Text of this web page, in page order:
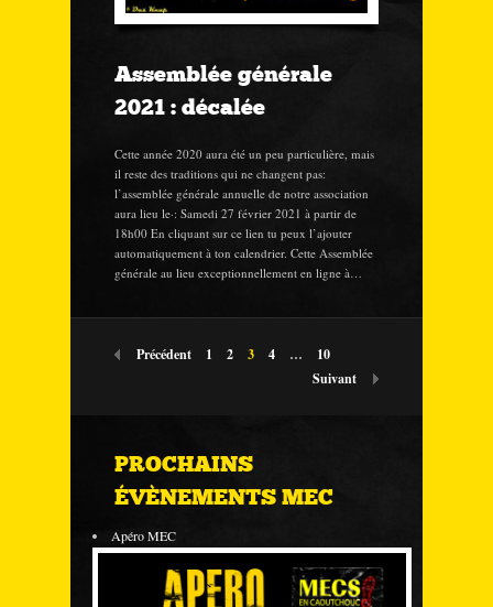
Assemblée générale
2021 : décalée
Cette année 2020 aura été un peu particulière, mais
il reste des traditions qui ne changent pas:
l’assemblée générale annuelle de notre association
aura lieu le·: Samedi 27 février 2021 à partir de
18h00 En cliquant sur ce lien tu peux l’ajouter
automatiquement à ton calendrier. Cette Assemblée
générale au lieu exceptionnellement en ligne à…
Précédent 1 2 3 4 …
10
Suivant
PROCHAINS
ÉVÈNEMENTS MEC
Apéro MEC